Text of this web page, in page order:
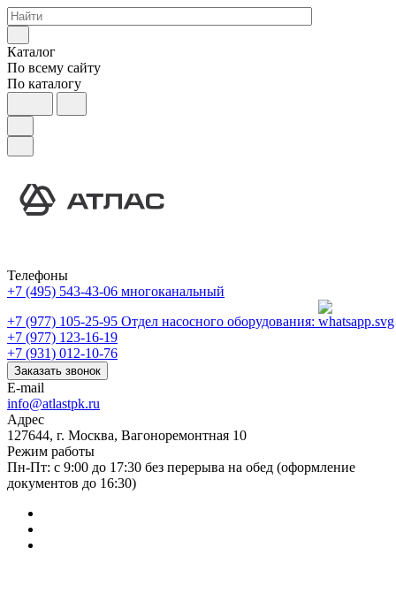
Каталог
По всему сайту
По каталогу
Телефоны
+7 (495) 543-43-06 многоканальный
+7 (977) 105-25-95 Отдел насосного оборудования:
+7 (977) 123-16-19
+7 (931) 012-10-76
Заказать звонок
E-mail
info@atlastpk.ru
Адрес
127644, г. Москва, Вагоноремонтная 10
Режим работы
Пн-Пт: с 9:00 до 17:30 без перерыва на обед (оформление
документов до 16:30)